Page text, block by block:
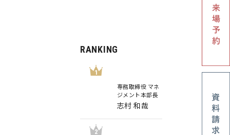
RANKING
1
専務取締役 マネ
ジメント本部長
志村 和哉
2